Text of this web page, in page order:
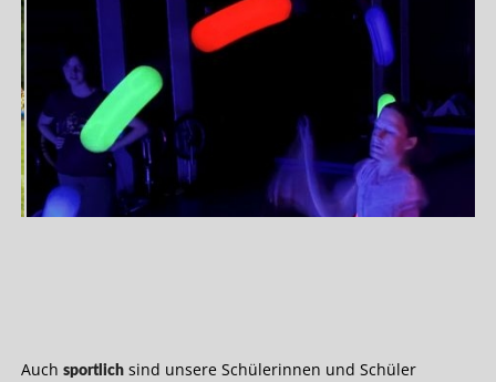
Auch sportlichsind unsere Schülerinnen und Schüler